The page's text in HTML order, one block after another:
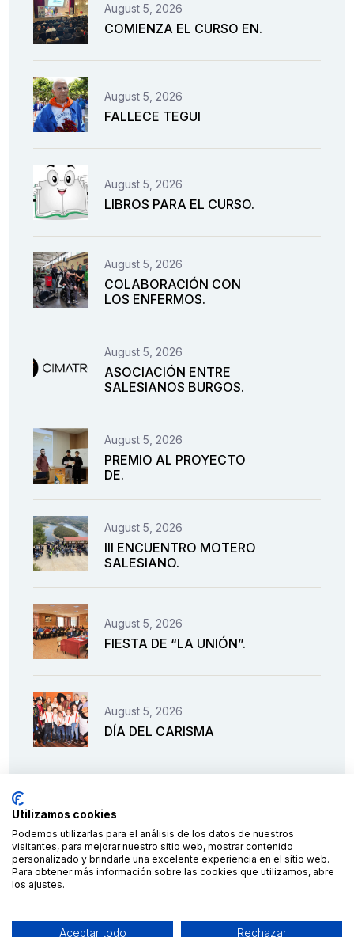
August 5, 2026
COMIENZA EL CURSO EN.
August 5, 2026
FALLECE TEGUI
August 5, 2026
LIBROS PARA EL CURSO.
August 5, 2026
COLABORACIÓN CON
LOS ENFERMOS.
August 5, 2026
ASOCIACIÓN ENTRE
SALESIANOS BURGOS.
August 5, 2026
PREMIO AL PROYECTO
DE.
August 5, 2026
III ENCUENTRO MOTERO
SALESIANO.
August 5, 2026
FIESTA DE “LA UNIÓN”.
August 5, 2026
DÍA DEL CARISMA
Utilizamos cookies
Podemos utilizarlas para el análisis de los datos de nuestros
visitantes, para mejorar nuestro sitio web, mostrar contenido
personalizado y brindarle una excelente experiencia en el sitio web.
Para obtener más información sobre las cookies que utilizamos, abre
los ajustes.
Aceptar todo Rechazar